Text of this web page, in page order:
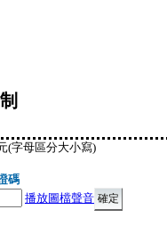
(字母區分大小寫)
碼
播放圖檔聲音